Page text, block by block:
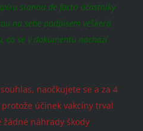
stanou de facto účastníky
na sebe podpisem veškerá
co se v dokumentu nachází
naočkujete se a za 4
účinek vakcíny trval
žádné náhrady škody